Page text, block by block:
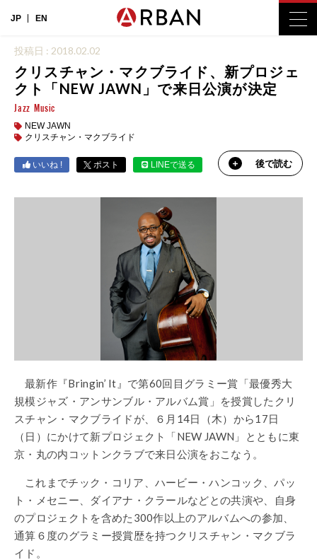
JP EN
投稿日 : 2018.02.02
クリスチャン・マクブライド、新プロジェ
クト「NEW JAWN」で来日公演が決定
Jazz Music
NEW JAWN
クリスチャン・マクブライド
いいね ! ポスト LINEで送る 後で読む
最新作『Bringin’ It』で第60回目グラミー賞「最優秀大
規模ジャズ・アンサンブル・アルバム賞」を授賞したクリ
スチャン・マクブライドが、６月14日（木）から17日
（日）にかけて新プロジェクト「NEW JAWN」とともに東
京・丸の内コットンクラブで来日公演をおこなう。
これまでチック・コリア、ハービー・ハンコック、パッ
ト・メセニー、ダイアナ・クラールなどとの共演や、自身
のプロジェクトを含めた300作以上のアルバムへの参加、
通算６度のグラミー授賞歴を持つクリスチャン・マクブラ
イド。